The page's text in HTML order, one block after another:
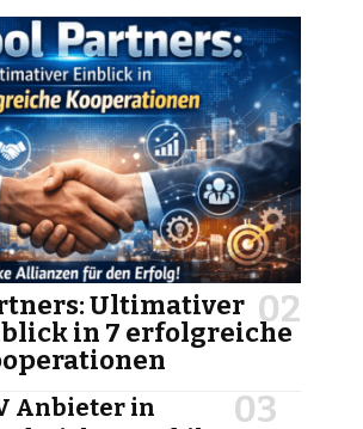
Ultimativer
in 7 erfolgreiche
Anbieter in